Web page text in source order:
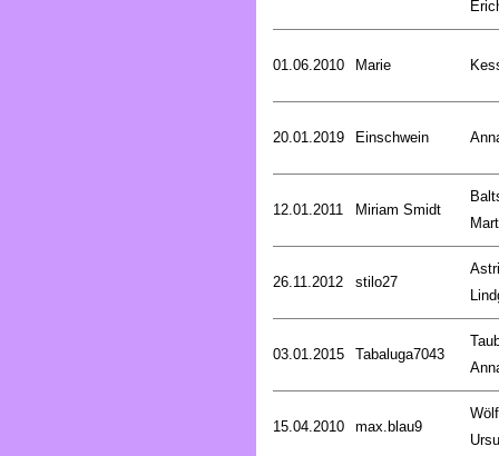
01.06.2010 Marie
20.01.2019 Einschwein
12.01.2011 Miriam Smidt
26.11.2012 stilo27
03.01.2015 Tabaluga7043
15.04.2010 max.blau9